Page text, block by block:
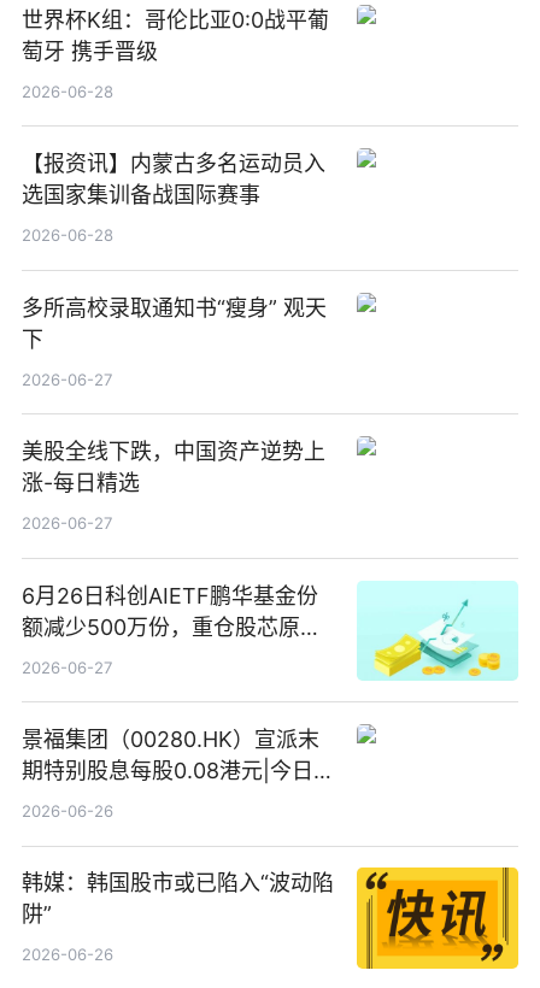
世界杯K组：哥伦比亚0:0战平葡
萄牙 携手晋级
2026-06-28
【报资讯】内蒙古多名运动员入
选国家集训备战国际赛事
2026-06-28
多所高校录取通知书“瘦身” 观天
下
2026-06-27
美股全线下跌，中国资产逆势上
涨-每日精选
2026-06-27
6月26日科创AIETF鹏华基金份
额减少500万份，重仓股芯原股
份、寒武纪、澜起科技 观速讯
2026-06-27
景福集团（00280.HK）宣派末
期特别股息每股0.08港元|今日快
看
2026-06-26
韩媒：韩国股市或已陷入“波动陷
阱”
2026-06-26